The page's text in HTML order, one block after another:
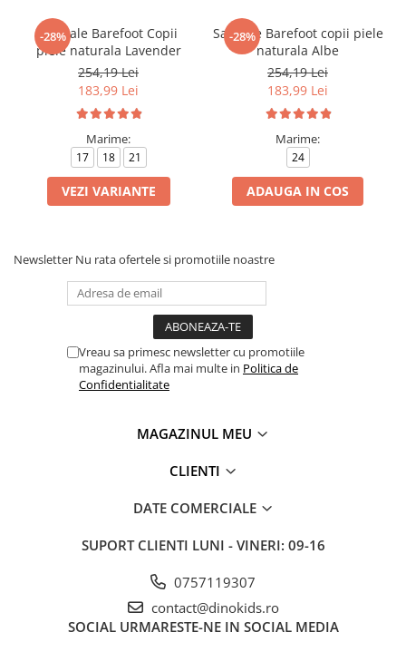
-28%
Sandale Barefoot Copii
piele naturala Lavender
254,19 Lei
183,99 Lei
Marime:
17 18 21
VEZI VARIANTE
-28%
Sandale Barefoot copii piele
naturala Albe
254,19 Lei
183,99 Lei
Marime:
24
ADAUGA IN COS
Newsletter Nu rata ofertele si promotiile noastre
Vreau sa primesc newsletter cu promotiile
magazinului. Afla mai multe in Politica de
Confidentialitate
MAGAZINUL MEU
CLIENTI
DATE COMERCIALE
SUPORT CLIENTI LUNI - VINERI: 09-16
0757119307
contact@dinokids.ro
SOCIAL URMARESTE-NE IN SOCIAL MEDIA